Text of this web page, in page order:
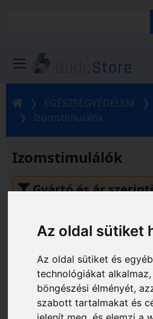
Az oldal sütiket
Az oldal sütiket és
technológiákat
böngészési élményét,
szabott tartalmakat és
EGÉSZSÉGVÉDELEM
Izomstimulálók
Izomstimulálók
Gyártó és ár